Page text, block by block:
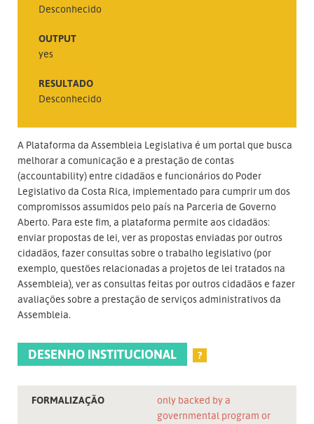
Desconhecido
OUTPUT
yes
RESULTADO
Desconhecido
A Plataforma da Assembleia Legislativa é um portal que busca
melhorar a comunicação e a prestação de contas
(accountability) entre cidadãos e funcionários do Poder
Legislativo da Costa Rica, implementado para cumprir um dos
compromissos assumidos pelo país na Parceria de Governo
Aberto. Para este fim, a plataforma permite aos cidadãos:
enviar propostas de lei, ver as propostas enviadas por outros
cidadãos, fazer consultas sobre o trabalho legislativo (por
exemplo, questões relacionadas a projetos de lei tratados na
Assembleia), ver as consultas feitas por outros cidadãos e fazer
avaliações sobre a prestação de serviços administrativos da
Assembleia.
DESENHO INSTITUCIONAL ?
FORMALIZAÇÃO
only backed by a
governmental program or